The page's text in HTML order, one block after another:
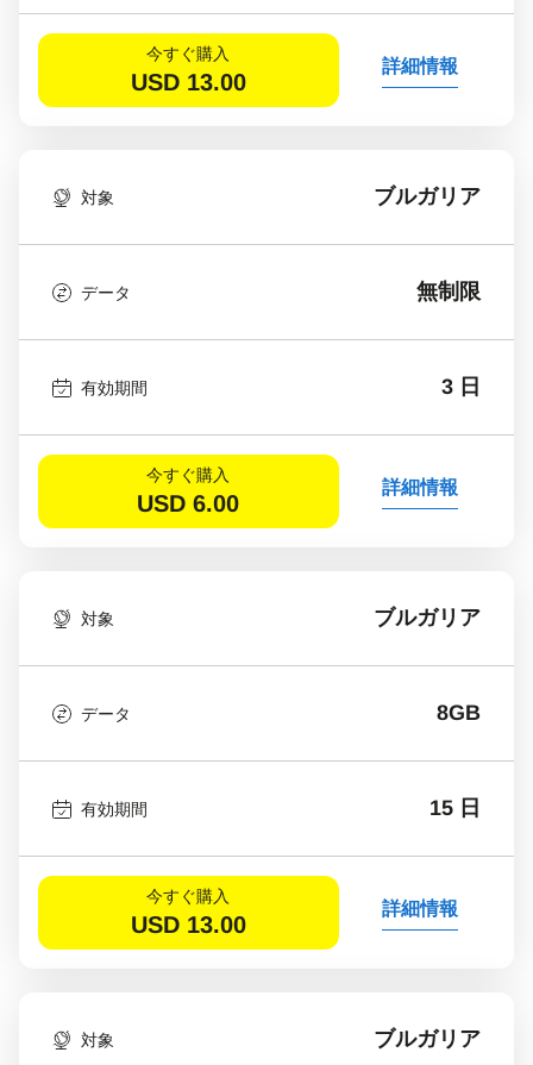
今すぐ購入
USD 13.00
詳細情報
対象 ブルガリア
データ 無制限
有効期間 3 日
今すぐ購入
USD 6.00
詳細情報
対象 ブルガリア
データ 8GB
有効期間 15 日
今すぐ購入
USD 13.00
詳細情報
対象 ブルガリア